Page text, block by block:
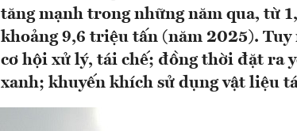
tăng mạnh trong những năm qua, từ
khoảng 9,6 triệu tấn (năm 2025).
cơ hội xử lý, tái chế; đồng thời đặt ra
xanh; khuyến khích sử dụng vật liệu